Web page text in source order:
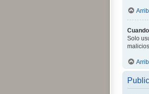
Solo